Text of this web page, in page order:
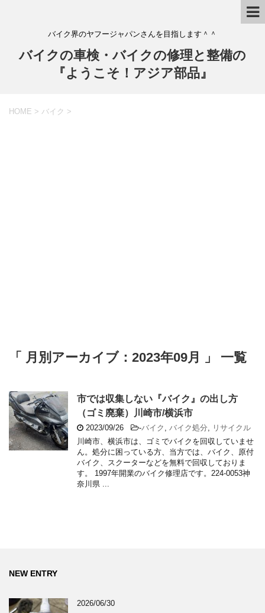
バイク界のヤフージャパンさんを目指します＾＾
バイクの車検・バイクの修理と整備の
『ようこそ！アジア部品』
HOME > バイク >
「 月別アーカイブ：2023年09月 」 一覧
市では収集しない『バイク』の出し方
（ゴミ廃棄）川崎市/横浜市
2023/09/26 -バイク バイク処分
リサイクル
川崎市、横浜市は、ゴミでバイクを回収していませ
ん。処分に困っている方、当方では、バイク、原付
バイク、スクーターなどを無料で回収しておりま
す。 1997年開業のバイク修理店です。224-0053神
奈川県 ...
NEW ENTRY
2026/06/30